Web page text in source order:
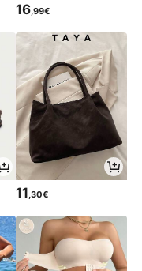
16 ,99€
11,30€